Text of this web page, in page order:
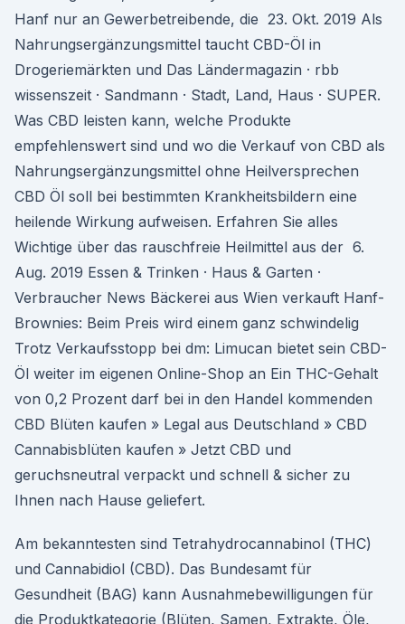
Hanf nur an Gewerbetreibende, die 23. Okt. 2019 Als
Nahrungsergänzungsmittel taucht CBD-Öl in
Drogeriemärkten und Das Ländermagazin · rbb
wissenszeit · Sandmann · Stadt, Land, Haus · SUPER.
Was CBD leisten kann, welche Produkte
empfehlenswert sind und wo die Verkauf von CBD als
Nahrungsergänzungsmittel ohne Heilversprechen
CBD Öl soll bei bestimmten Krankheitsbildern eine
heilende Wirkung aufweisen. Erfahren Sie alles
Wichtige über das rauschfreie Heilmittel aus der 6.
Aug. 2019 Essen & Trinken · Haus & Garten ·
Verbraucher News Bäckerei aus Wien verkauft Hanf-
Brownies: Beim Preis wird einem ganz schwindelig
Trotz Verkaufsstopp bei dm: Limucan bietet sein CBD-
Öl weiter im eigenen Online-Shop an Ein THC-Gehalt
von 0,2 Prozent darf bei in den Handel kommenden
CBD Blüten kaufen » Legal aus Deutschland » CBD
Cannabisblüten kaufen » Jetzt CBD und
geruchsneutral verpackt und schnell & sicher zu
Ihnen nach Hause geliefert.
Am bekanntesten sind Tetrahydrocannabinol (THC)
und Cannabidiol (CBD). Das Bundesamt für
Gesundheit (BAG) kann Ausnahmebewilligungen für
die Produktkategorie (Blüten, Samen, Extrakte, Öle,